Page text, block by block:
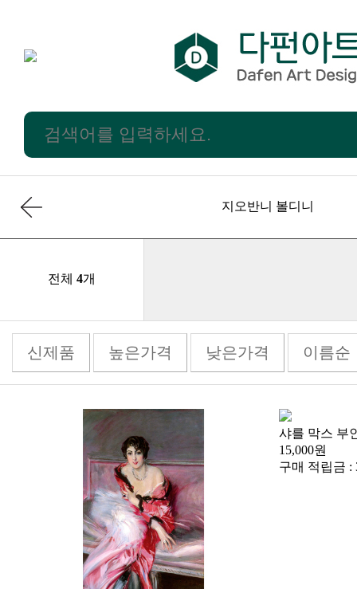
지오반니 볼디니
전체 4개
신제품 높은가격 낮은가격 이름순
샤를 막스 부
15,000원
구매 적립금 :